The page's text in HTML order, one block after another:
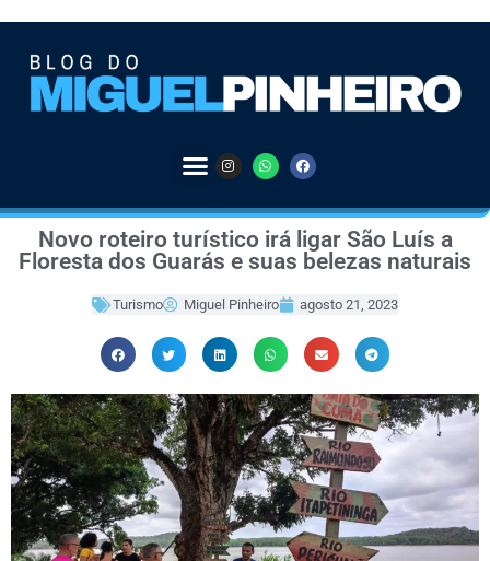
Novo roteiro turístico irá ligar São Luís a
Floresta dos Guarás e suas belezas naturais
Turismo Miguel Pinheiro agosto 21, 2023